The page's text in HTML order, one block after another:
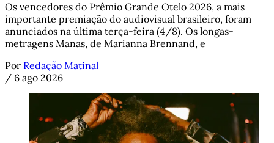
Os vencedores do Prêmio Grande Otelo 2026, a mais
importante premiação do audiovisual brasileiro, foram
anunciados na última terça-feira (4/8). Os longas-
metragens Manas, de Marianna Brennand, e
Por Redação Matinal
/ 6 ago 2026